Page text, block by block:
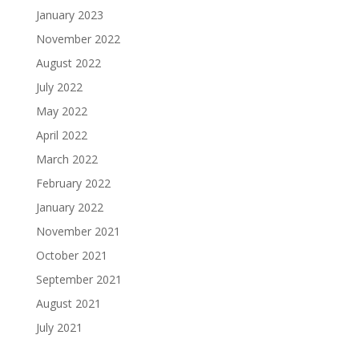
January 2023
November 2022
August 2022
July 2022
May 2022
April 2022
March 2022
February 2022
January 2022
November 2021
October 2021
September 2021
August 2021
July 2021